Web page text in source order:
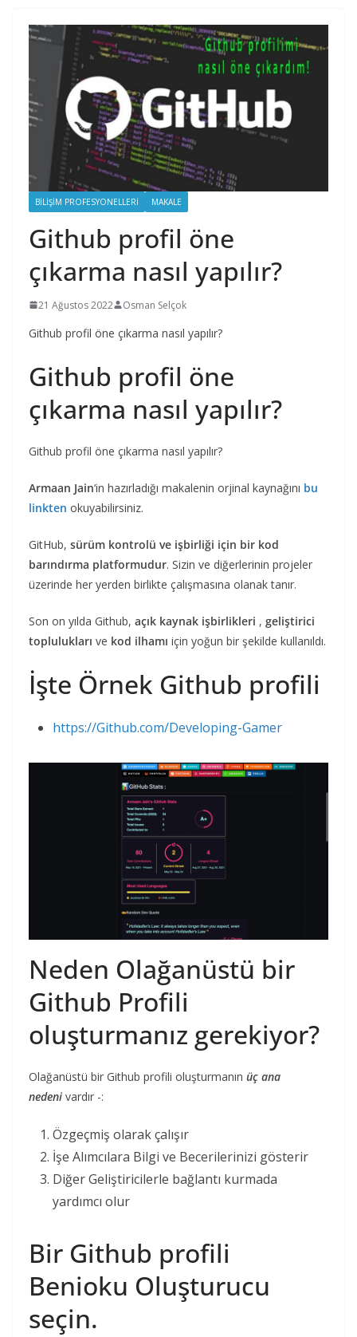
BILIŞIM PROFESYONELLERI MAKALE
Github profil öne
çıkarma nasıl yapılır?
21 Ağustos 2022 Osman Selçok
Github profil öne çıkarma nasıl yapılır?
Github profil öne
çıkarma nasıl yapılır?
Github profil öne çıkarma nasıl yapılır?
Armaan Jain‘in hazırladığı makalenin orjinal kaynağını bu
linkten okuyabilirsiniz.
GitHub, sürüm kontrolü ve işbirliği için bir kod
barındırma platformudur. Sizin ve diğerlerinin projeler
üzerinde her yerden birlikte çalışmasına olanak tanır.
Son on yılda Github, açık kaynak işbirlikleri , geliştirici
toplulukları ve kod ilhamı için yoğun bir şekilde kullanıldı.
İşte Örnek Github profili
https://Github.com/Developing-Gamer
Neden Olağanüstü bir
Github Profili
oluşturmanız gerekiyor?
Olağanüstü bir Github profili oluşturmanın üç ana
nedeni vardır -:
Özgeçmiş olarak çalışır
İşe Alımcılara Bilgi ve Becerilerinizi gösterir
Diğer Geliştiricilerle bağlantı kurmada
yardımcı olur
Bir Github profili
Benioku Oluşturucu
seçin.